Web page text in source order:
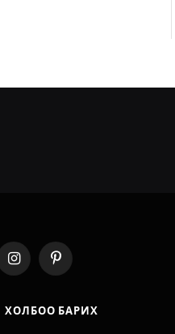
InstagramPinterest
ХОЛБОО БАРИХ